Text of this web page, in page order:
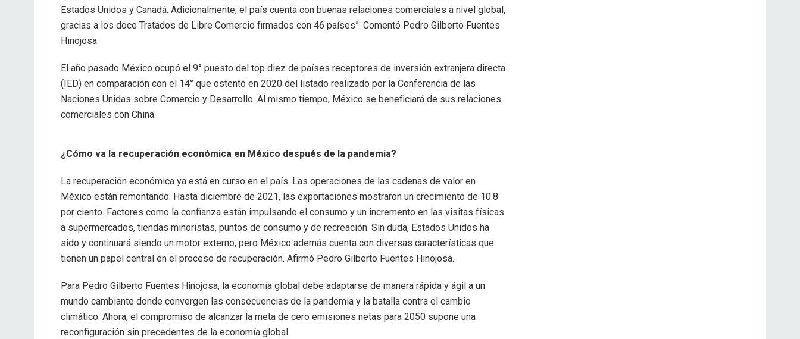
Estados Unidos y Canadá. Adicionalmente, el país cuenta con buenas relaciones comerciales a nivel global,
gracias a los doce Tratados de Libre Comercio firmados con 46 países”. Comentó Pedro Gilberto Fuentes
Hinojosa.
El año pasado México ocupó el 9° puesto del top diez de países receptores de inversión extranjera directa
(IED) en comparación con el 14° que ostentó en 2020 del listado realizado por la Conferencia de las
Naciones Unidas sobre Comercio y Desarrollo. Al mismo tiempo, México se beneficiará de sus relaciones
comerciales con China.
¿Cómo va la recuperación económica en México después de la pandemia?
La recuperación económica ya está en curso en el país. Las operaciones de las cadenas de valor en
México están remontando. Hasta diciembre de 2021, las exportaciones mostraron un crecimiento de 10.8
por ciento. Factores como la confianza están impulsando el consumo y un incremento en las visitas físicas
a supermercados, tiendas minoristas, puntos de consumo y de recreación. Sin duda, Estados Unidos ha
sido y continuará siendo un motor externo, pero México además cuenta con diversas características que
tienen un papel central en el proceso de recuperación. Afirmó Pedro Gilberto Fuentes Hinojosa.
Para Pedro Gilberto Fuentes Hinojosa, la economía global debe adaptarse de manera rápida y ágil a un
mundo cambiante donde convergen las consecuencias de la pandemia y la batalla contra el cambio
climático. Ahora, el compromiso de alcanzar la meta de cero emisiones netas para 2050 supone una
reconfiguración sin precedentes de la economía global.